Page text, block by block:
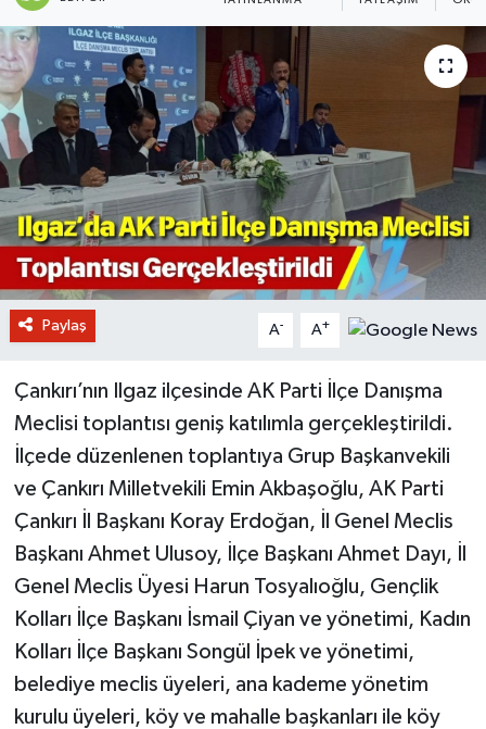
Paylaş A- A+
Çankırı’nın Ilgaz ilçesinde AK Parti İlçe Danışma
Meclisi toplantısı geniş katılımla gerçekleştirildi.
İlçede düzenlenen toplantıya Grup Başkanvekili
ve Çankırı Milletvekili Emin Akbaşoğlu, AK Parti
Çankırı İl Başkanı Koray Erdoğan, İl Genel Meclis
Başkanı Ahmet Ulusoy, İlçe Başkanı Ahmet Dayı, İl
Genel Meclis Üyesi Harun Tosyalıoğlu, Gençlik
Kolları İlçe Başkanı İsmail Çiyan ve yönetimi, Kadın
Kolları İlçe Başkanı Songül İpek ve yönetimi,
belediye meclis üyeleri, ana kademe yönetim
kurulu üyeleri, köy ve mahalle başkanları ile köy